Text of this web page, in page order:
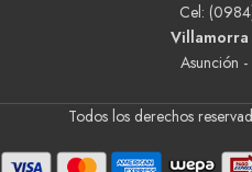
Cel:
Villamorra
Asunción
Todos los derechos